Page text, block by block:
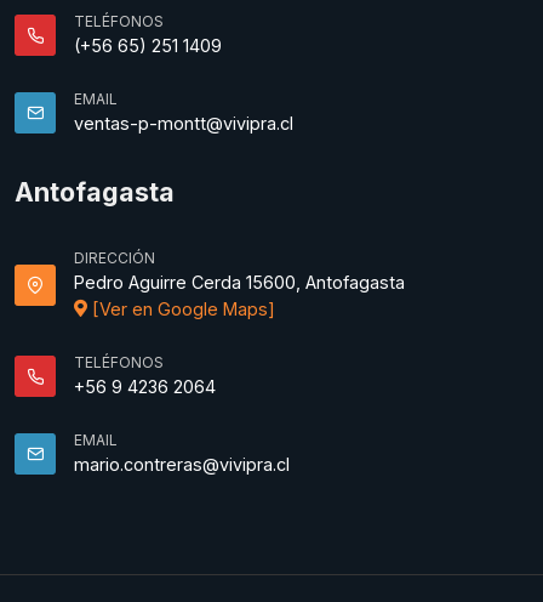
TELÉFONOS
(+56 65) 251 1409
EMAIL
ventas-p-montt@vivipra.cl
Antofagasta
DIRECCIÓN
Pedro Aguirre Cerda 15600, Antofagasta
[Ver en Google Maps]
TELÉFONOS
+56 9 4236 2064
EMAIL
mario.contreras@vivipra.cl